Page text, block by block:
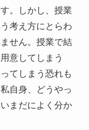
。しかし、授業
考え方にとらわ
せん。授業で結
意してしまう
てしまう恐れも
自身、どうやっ
まだによく分か